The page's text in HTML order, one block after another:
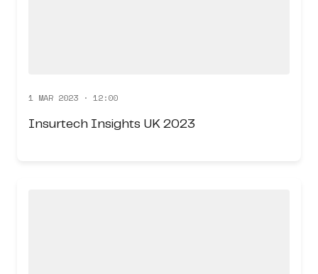
1 MAR 2023 · 12:00
Insurtech Insights UK 2023